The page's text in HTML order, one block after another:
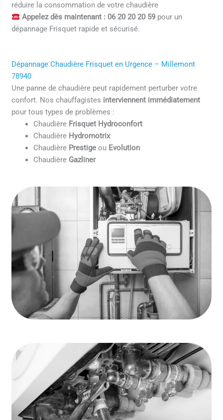
réduire la consommation de votre chaudière
Appelez dès maintenant : 06 20 20 20 59pour un
dépannage Frisquet rapide et sécurisé.
Dépannage Chaudière Frisquet en Urgence – Millemont
78940
Une panne de chaudière peut rapidement perturber votre
confort. Nos chauffagistes interviennent immédiatement
pour tous types de problèmes :
Chaudière Frisquet Hydroconfort
Chaudière Hydromotrix
Chaudière Prestige ou Evolution
Chaudière Gazliner